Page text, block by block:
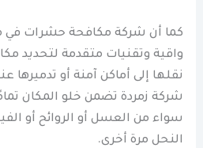
كما أن شركة مكافحة حشرات
واقية وتقنيات متقدمة لتحديد
نقلها إلى أماكن آمنة أو تدميرها
شركة زمردة تضمن خلو المكان
سواء من العسل أو الروائح أو
النحل مرة أخرى.